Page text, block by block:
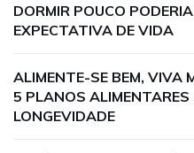
DORMIR POUCO
EXPECTATIVA DE VIDA
ALIMENTE-SE BEM, VIVA
5 PLANOS
LONGEVIDADE